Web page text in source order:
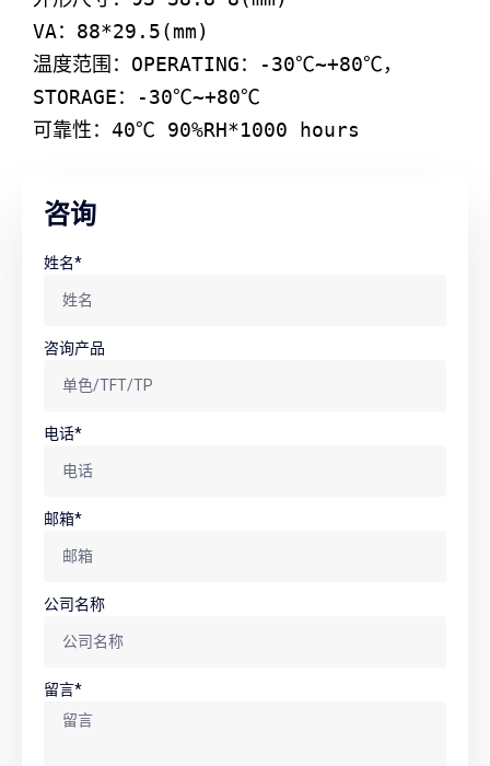
VA：88*29.5(mm)
温度范围：OPERATING：-30℃~+80℃，
STORAGE：-30℃~+80℃
咨询
姓名*
咨询产品
电话*
邮箱*
公司名称
留言*